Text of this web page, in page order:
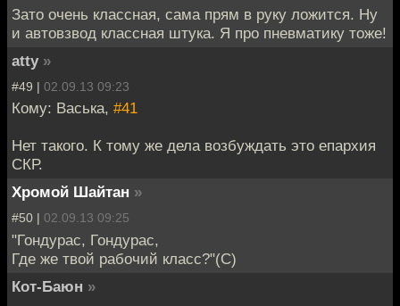
Зато очень классная, сама прям в руку ложится. Ну
и автовзвод классная штука. Я про пневматику тоже!
atty »
#49 | 02.09.13 09:23
Кому: Васька, #41
Нет такого. К тому же дела возбуждать это епархия
СКР.
Хромой Шайтан »
#50 | 02.09.13 09:25
"Гондурас, Гондурас,
Где же твой рабочий класс?"(С)
Кот-Баюн »